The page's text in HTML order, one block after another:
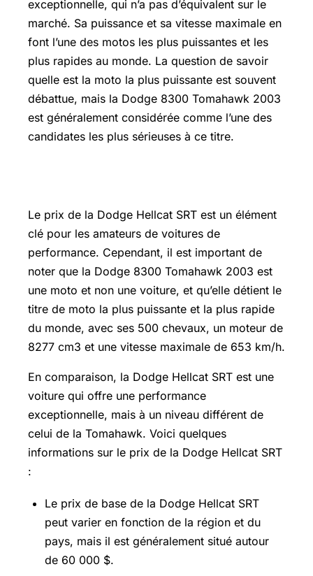
exceptionnelle, qui n’a pas d’équivalent sur le
marché. Sa puissance et sa vitesse maximale en
font l’une des motos les plus puissantes et les
plus rapides au monde. La question de savoir
quelle est la moto la plus puissante est souvent
débattue, mais la Dodge 8300 Tomahawk 2003
est généralement considérée comme l’une des
candidates les plus sérieuses à ce titre.
Le prix de la Dodge Hellcat SRT est un élément
clé pour les amateurs de voitures de
performance. Cependant, il est important de
noter que la Dodge 8300 Tomahawk 2003 est
une moto et non une voiture, et qu’elle détient le
titre de moto la plus puissante et la plus rapide
du monde, avec ses 500 chevaux, un moteur de
8277 cm3 et une vitesse maximale de 653 km/h.
En comparaison, la Dodge Hellcat SRT est une
voiture qui offre une performance
exceptionnelle, mais à un niveau différent de
celui de la Tomahawk. Voici quelques
informations sur le prix de la Dodge Hellcat SRT
:
Le prix de base de la Dodge Hellcat SRT
peut varier en fonction de la région et du
pays, mais il est généralement situé autour
de 60 000 $.